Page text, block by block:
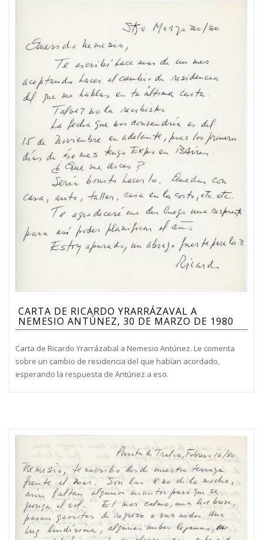
CARTA DE RICARDO YRARRÁZAVAL A
NEMESIO ANTÚNEZ, 30 DE MARZO DE 1980
Carta de Ricardo Yrarrázabal a Nemesio Antúnez. Le comenta
sobre un cambio de residencia del que habían acordado,
esperando la respuesta de Antúnez a eso.